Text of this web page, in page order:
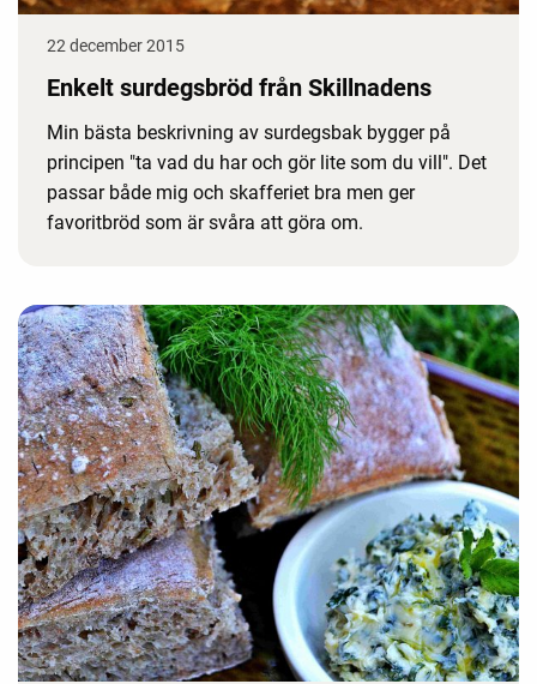
22 december 2015
Enkelt surdegsbröd från Skillnadens
Min bästa beskrivning av surdegsbak bygger på
principen "ta vad du har och gör lite som du vill". Det
passar både mig och skafferiet bra men ger
favoritbröd som är svåra att göra om.